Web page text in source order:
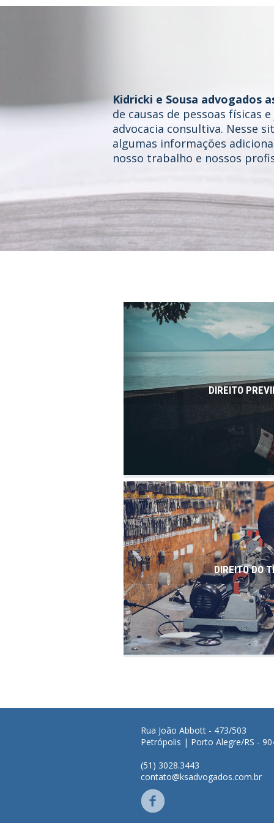
Kidricki e Sousa advogados
de causas de pessoas físicas
advocacia consultiva. Nesse
algumas informações
nosso trabalho e nossos
DIREITO
DIREITO DO
Rua João Abbott - 473/503
Petrópolis | Porto Alegre/RS -
(51) 3028.3443
contato@ksadvogados.com.br